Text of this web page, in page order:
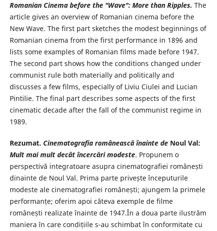
Romanian Cinema before the "Wave": More than Ripples. The
article gives an overview of Romanian cinema before the
New Wave. The first part sketches the modest beginnings of
Romanian cinema from the first performance in 1896 and
lists some examples of Romanian films made before 1947.
The second part shows how the conditions changed under
communist rule both materially and politically and
discusses a few films, especially of Liviu Ciulei and Lucian
Pintilie. The final part describes some aspects of the first
cinematic decade after the fall of the communist regime in
1989.
Rezumat. Cinematografia românească înainte deNoul Val:
Mult maimult decât încercări modeste. Propunem o
perspectivă integratoare asupra cinematografiei românești
dinainte de Noul Val. Prima parte privește începuturile
modeste ale cinematografiei românești; ajungem la primele
performanțe; oferim apoi câteva exemple de filme
românești realizate înainte de 1947.În a doua parte ilustrăm
maniera în care condițiile s-au schimbat în conformitate cu